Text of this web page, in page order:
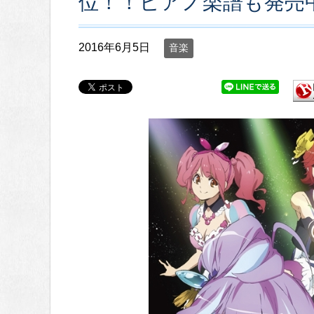
2016年6月5日 音楽